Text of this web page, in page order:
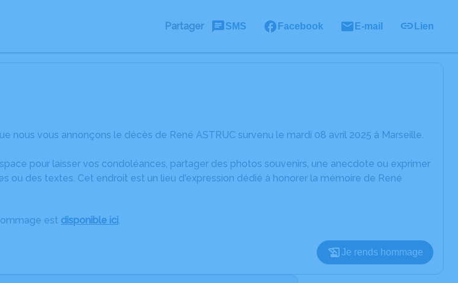
Partager SMS Facebook E-mail Lien
nous vous annonçons le décès de René ASTRUC survenu le mardi 08 avril 2025 à Marseille.
pour laisser vos condoléances, partager des photos souvenirs, une anecdote ou exprimer
ou des textes. Cet endroit est un lieu d'expression dédié à honorer la mémoire de René
est disponible ici.
Je rends hommage